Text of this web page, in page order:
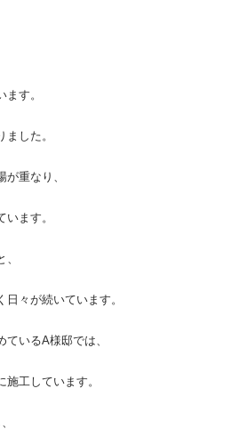
す。
した。
重なり、
ます。
々が続いています。
いるA様邸では、
工しています。